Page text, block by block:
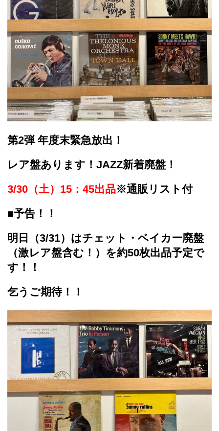
第2弾 年度末緊急放出！
レア盤あります！ JAZZ新着廃盤！
3/30（土）15：45出品※通販リスト付
■予告！！
明日（3/31）はチェット・ベイカー廃盤
（激レア盤含む！）を約50枚出品予定で
す！！
乞うご期待！！